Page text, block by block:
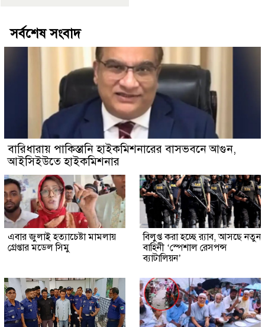
সর্বশেষ সংবাদ
বারিধারায় পাকিস্তানি হাইকমিশনারের বাসভবনে আগুন,
আইসিইউতে হাইকমিশনার
এবার জুলাই হত্যাচেষ্টা মামলায়
গ্রেপ্তার মডেল সিমু
বিলুপ্ত করা হচ্ছে র‍্যাব, আসছে নতুন
বাহিনী ‘স্পেশাল রেসপন্স
ব্যাটালিয়ন’